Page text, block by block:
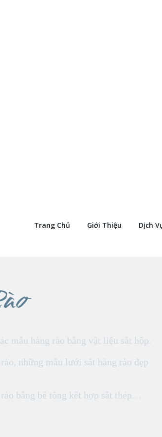
Trang Chủ Giới Thiệu Dịch
mẫu hàng rào bằng vật liệu sắt hộp.
những mẫu lưới sắt hàng rào đẹp
bằng bê tông kết hợp sắt thép…